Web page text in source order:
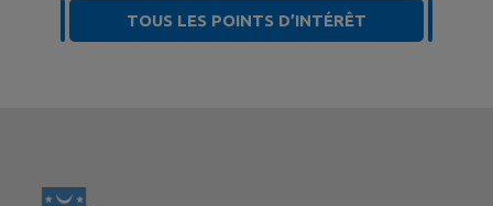
TOUS LES POINTS D’INTÉRÊT